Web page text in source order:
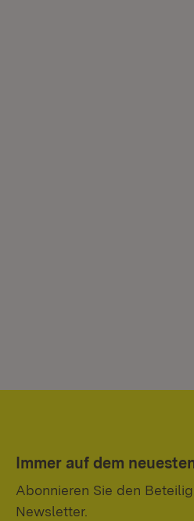
Immer auf dem
Abonnieren Sie den
Newsletter.